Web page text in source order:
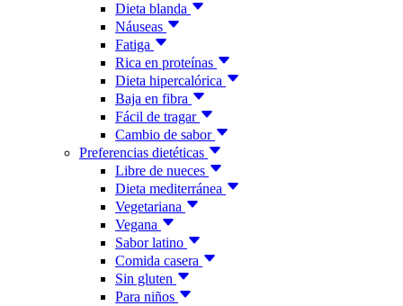
Dieta blanda
Náuseas
Fatiga
Rica en proteínas
Dieta hipercalórica
Baja en fibra
Fácil de tragar
Cambio de sabor
Preferencias dietéticas
Libre de nueces
Dieta mediterránea
Vegetariana
Vegana
Sabor latino
Comida casera
Sin gluten
Para niños